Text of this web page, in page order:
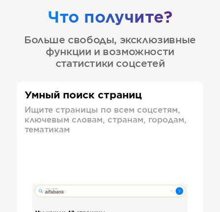
Что получите?
Больше свободы, эксклюзивные
функции и возможности
статистики соцсетей
Умный поиск страниц
Ищите страницы по всем соцсетям,
ключевым словам, странам, городам,
тематикам